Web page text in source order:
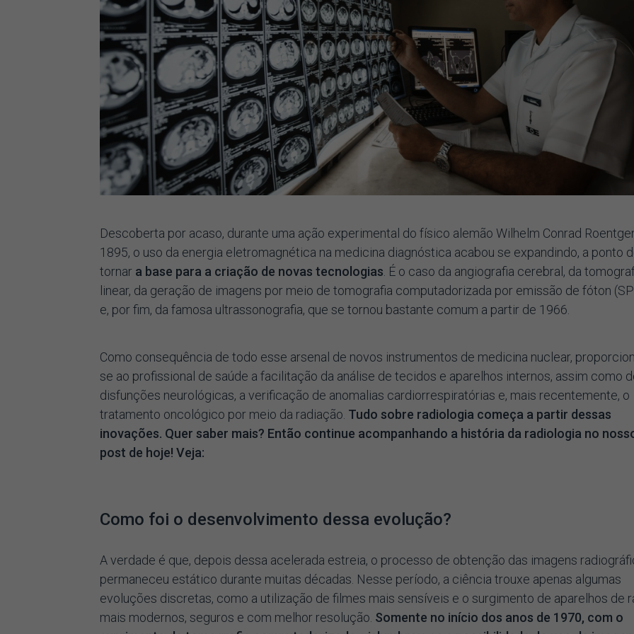
Descoberta por acaso, durante uma ação experimental do físico alemão Wilhelm Conrad
1895, o uso da energia eletromagnética na medicina diagnóstica acabou se expandindo, a ponto
tornar a base para a criação de novas tecnologias . É o caso da angiografia cerebral, da
linear, da geração de imagens por meio de tomografia computadorizada por emissão de fóton
e, por fim, da famosa ultrassonografia, que se tornou bastante comum a partir de 1966.
Como consequência de todo esse arsenal de novos instrumentos de medicina nuclear,
se ao profissional de saúde a facilitação da análise de tecidos e aparelhos internos, assim como
disfunções neurológicas, a verificação de anomalias cardiorrespiratórias e, mais recentemente, o
tratamento oncológico por meio da radiação. Tudo sobre radiologia começa a partir dessas
inovações. Quer saber mais? Então continue acompanhando a história da radiologia no
post de hoje! Veja:
Como foi o desenvolvimento dessa evolução?
A verdade é que, depois dessa acelerada estreia, o processo de obtenção das imagens
permaneceu estático durante muitas décadas. Nesse período, a ciência trouxe apenas algumas
evoluções discretas, como a utilização de filmes mais sensíveis e o surgimento de aparelhos de
mais modernos, seguros e com melhor resolução. Somente no início dos anos de 1970, com o